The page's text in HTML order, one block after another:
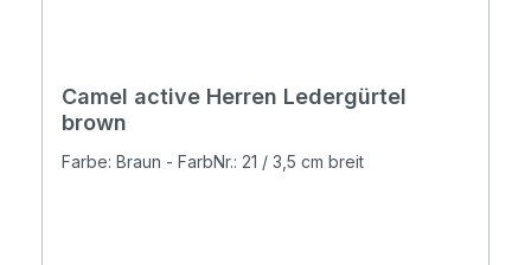
Camel active Herren Ledergürtel
brown
Farbe: Braun - FarbNr.: 21 / 3,5 cm breit